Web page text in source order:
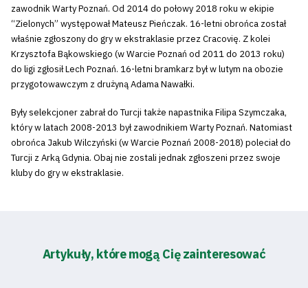
zawodnik Warty Poznań. Od 2014 do połowy 2018 roku w ekipie
“Zielonych” występował Mateusz Pieńczak. 16-letni obrońca został
właśnie zgłoszony do gry w ekstraklasie przez Cracovię. Z kolei
Krzysztofa Bąkowskiego (w Warcie Poznań od 2011 do 2013 roku)
do ligi zgłosił Lech Poznań. 16-letni bramkarz był w lutym na obozie
przygotowawczym z drużyną Adama Nawałki.
Były selekcjoner zabrał do Turcji także napastnika Filipa Szymczaka,
który w latach 2008-2013 był zawodnikiem Warty Poznań. Natomiast
obrońca Jakub Wilczyński (w Warcie Poznań 2008-2018) poleciał do
Turcji z Arką Gdynia. Obaj nie zostali jednak zgłoszeni przez swoje
kluby do gry w ekstraklasie.
Artykuły, które mogą Cię zainteresować